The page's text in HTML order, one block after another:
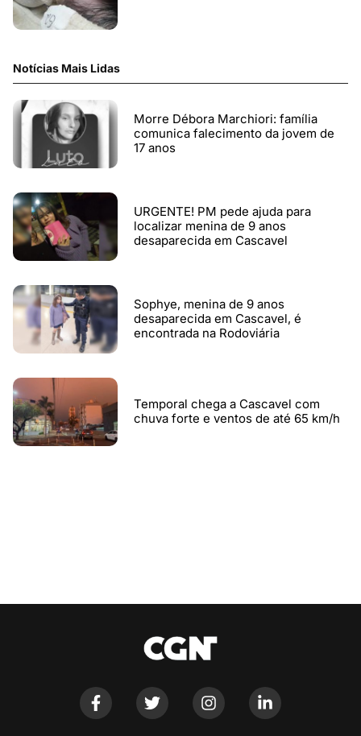
Notícias Mais Lidas
Morre Débora Marchiori: família
comunica falecimento da jovem de
17 anos
URGENTE! PM pede ajuda para
localizar menina de 9 anos
desaparecida em Cascavel
Sophye, menina de 9 anos
desaparecida em Cascavel, é
encontrada na Rodoviária
Temporal chega a Cascavel com
chuva forte e ventos de até 65 km/h